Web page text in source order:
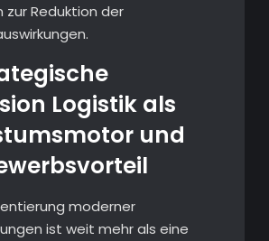
zur Reduktion der
Logistik als
und
moderner
ist weit mehr als eine